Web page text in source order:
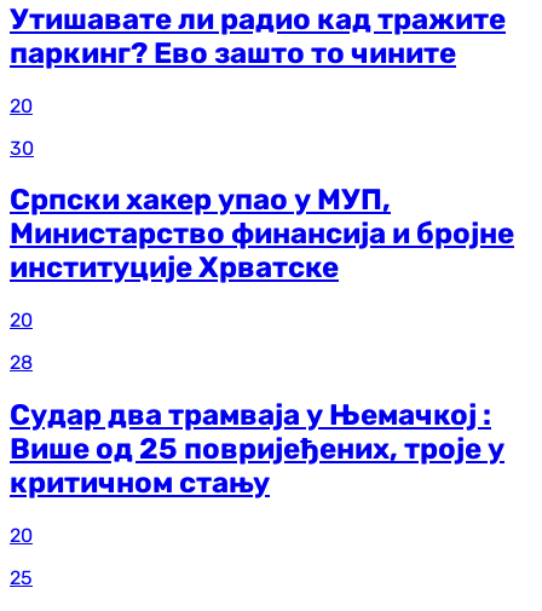
Утишавате ли радио кад тражите
паркинг? Ево зашто то чините
20
30
Српски хакер упао у МУП,
Министарство финансија и бројне
институције Хрватске
20
28
Судар два трамваја у Њемачкој :
Више од 25 повријеђених, троје у
критичном стању
20
25